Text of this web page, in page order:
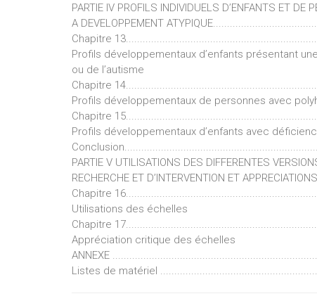
PARTIE IV PROFILS INDIVIDUELS D’ENFANTS ET DE
A DEVELOPPEMENT
Chapitre
Profils développementaux d’enfants présentant
ou de l’autisme
Chapitre
Profils développementaux de personnes avec
Chapitre
Profils développementaux d’enfants avec
PARTIE V UTILISATIONS DES DIFFERENTES
RECHERCHE ET D’INTERVENTION ET
Chapitre
Utilisations des échelles
Chapitre
Appréciation critique des échelles
ANNEXE
Listes de matériel